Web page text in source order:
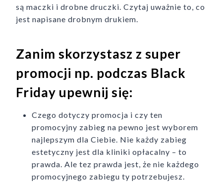
są maczki i drobne druczki. Czytaj uważnie to, co
jest napisane drobnym drukiem.
Zanim skorzystasz z super
promocji np. podczas Black
Friday upewnij się:
Czego dotyczy promocja i czy ten
promocyjny zabieg na pewno jest wyborem
najlepszym dla Ciebie. Nie każdy zabieg
estetyczny jest dla kliniki opłacalny – to
prawda. Ale tez prawda jest, że nie każdego
promocyjnego zabiegu ty potrzebujesz.